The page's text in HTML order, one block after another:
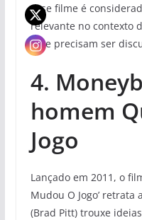
Esse filme é
relevante no contexto
hoje precisam ser
4.
homem
Jogo
Lançado em 2011, o
Mudou O Jogo’
(Brad Pitt) trouxe